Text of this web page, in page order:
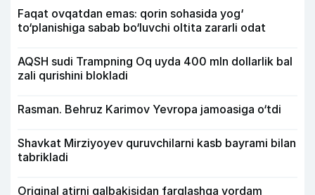
Faqat ovqatdan emas: qorin sohasida yog‘
to‘planishiga sabab bo‘luvchi oltita zararli odat
AQSH sudi Trampning Oq uyda 400 mln dollarlik bal
zali qurishini blokladi
Rasman. Behruz Karimov Yevropa jamoasiga o‘tdi
Shavkat Mirziyoyev quruvchilarni kasb bayrami bilan
tabrikladi
Original atirni qalbakisidan farqlashga yordam